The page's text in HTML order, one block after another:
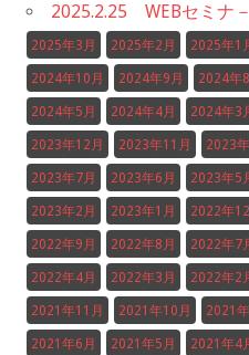
2025.2.25 WEBセミナ－
2025年3月 2025年2月 2025年1
2024年10月 2024年9月 2024年
2024年5月 2024年4月 2024年3
2023年12月 2023年11月 2023
2023年7月 2023年6月 2023年5
2023年2月 2023年1月 2022年
2022年9月 2022年8月 2022年7
2022年4月 2022年3月 2022年2
2021年11月 2021年10月 2021
2021年6月 2021年5月 2021年4